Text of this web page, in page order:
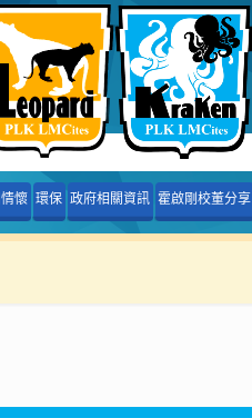
懷 環保 政府相關資訊 霍啟剛校董分享